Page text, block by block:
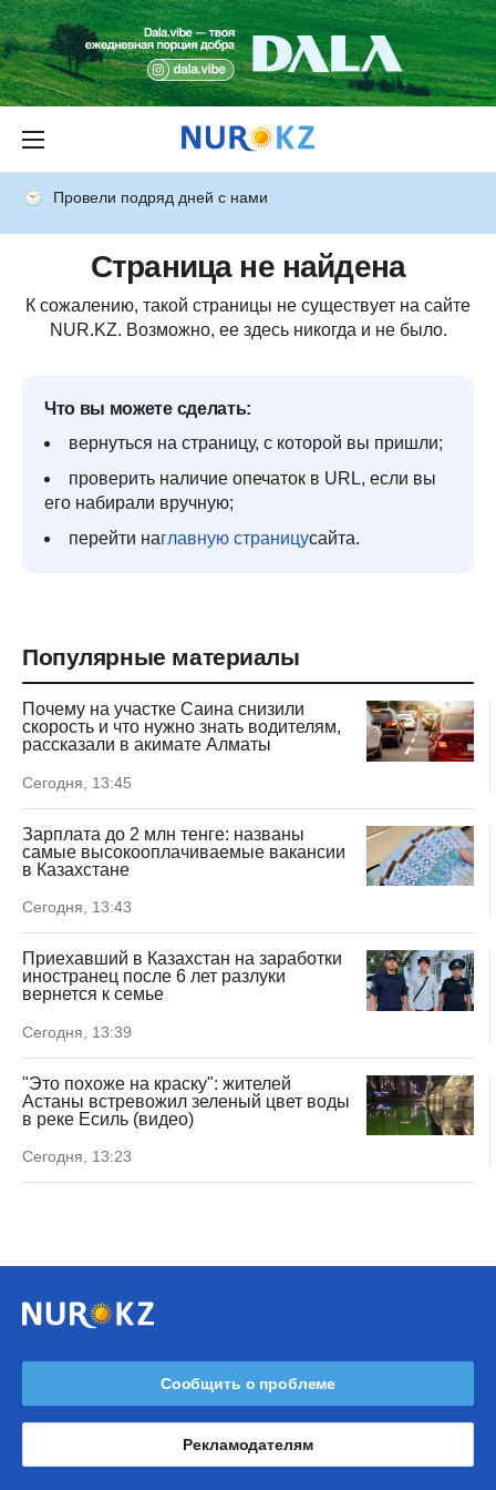
Провели подряд дней с нами
Страница не найдена
К сожалению, такой страницы не существует на сайте
NUR.KZ. Возможно, ее здесь никогда и не было.
Что вы можете сделать:
вернуться на страницу, с которой вы пришли;
проверить наличие опечаток в URL, если вы
его набирали вручную;
перейти наглавную страницусайта.
Популярные материалы
Почему на участке Саина снизили
скорость и что нужно знать водителям,
рассказали в акимате Алматы
Сегодня, 13:45
Зарплата до 2 млн тенге: названы
самые высокооплачиваемые вакансии
в Казахстане
Сегодня, 13:43
Приехавший в Казахстан на заработки
иностранец после 6 лет разлуки
вернется к семье
Сегодня, 13:39
"Это похоже на краску": жителей
Астаны встревожил зеленый цвет воды
в реке Есиль (видео)
Сегодня, 13:23
Сообщить о проблеме
Рекламодателям